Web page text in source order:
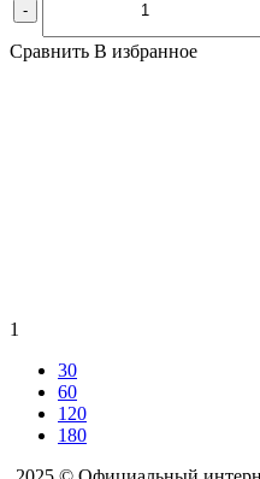
-
Сравнить В избранное
1
30
60
120
180